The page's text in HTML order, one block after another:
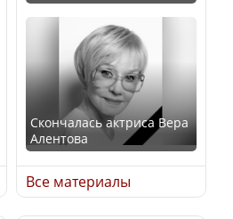
Скончалась актриса Вера
Алентова
Все материалы